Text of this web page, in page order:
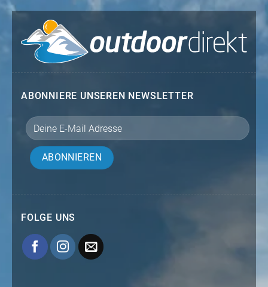
ABONNIERE UNSEREN NEWSLETTER
FOLGE UNS